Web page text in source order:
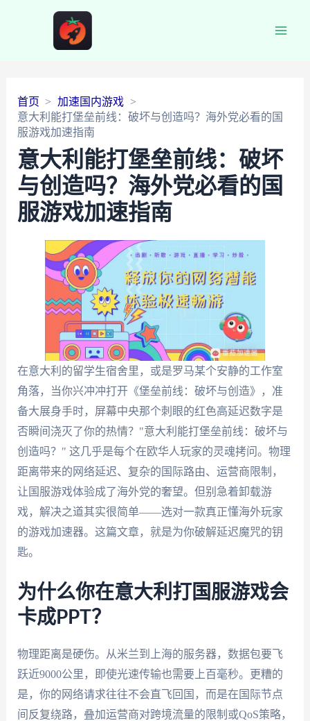
首页
加速国内游戏
意大利能打堡垒前线：破坏与创造吗？海外党必看的国
服游戏加速指南
意大利能打堡垒前线：破坏
与创造吗？海外党必看的国
服游戏加速指南
在意大利的留学生宿舍里，或是罗马某个安静的工作室
角落，当你兴冲冲打开《堡垒前线：破坏与创造》，准
备大展身手时，屏幕中央那个刺眼的红色高延迟数字是
否瞬间浇灭了你的热情？"意大利能打堡垒前线：破坏与
创造吗？" 这几乎是每个在欧华人玩家的灵魂拷问。物理
距离带来的网络延迟、复杂的国际路由、运营商限制，
让国服游戏体验成了海外党的奢望。但别急着卸载游
戏，解决之道其实很简单——选对一款真正懂海外玩家
的游戏加速器。这篇文章，就是为你破解延迟魔咒的钥
匙。
为什么你在意大利打国服游戏会
卡成PPT？
物理距离是硬伤。从米兰到上海的服务器，数据包要飞
跃近9000公里，即使光速传输也需要上百毫秒。更糟的
是，你的网络请求往往不会直飞回国，而是在国际节点
间反复绕路，叠加运营商对跨境流量的限制或QoS策略，